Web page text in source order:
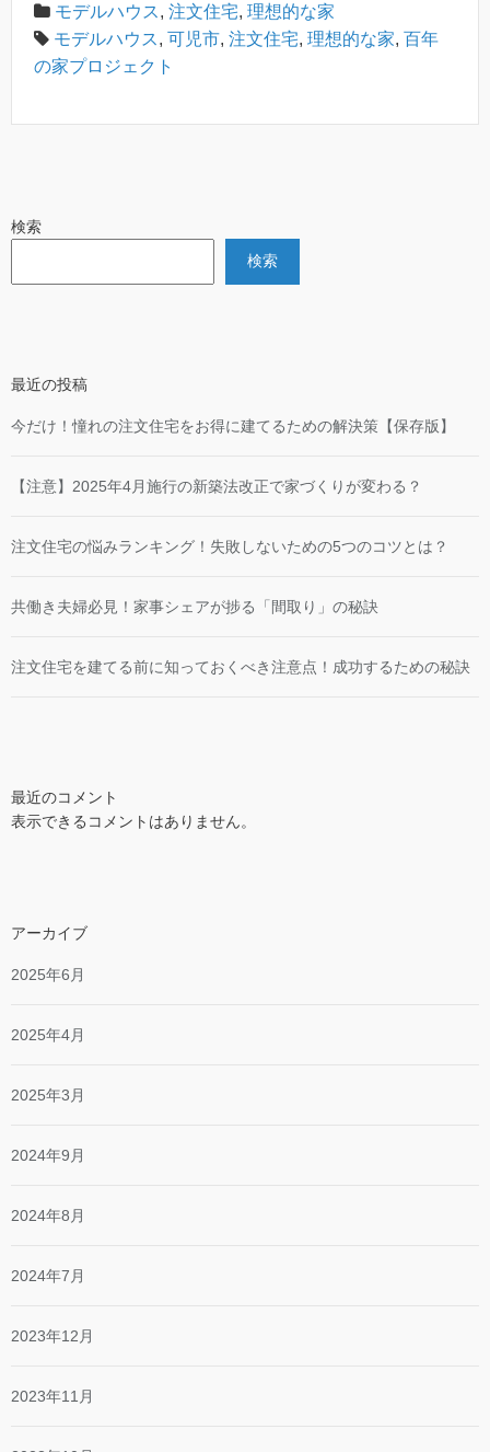
モデルハウス, 注文住宅, 理想的な家
モデルハウス, 可児市, 注文住宅, 理想的な家, 百年
の家プロジェクト
検索
検索
最近の投稿
今だけ！憧れの注文住宅をお得に建てるための解決策【保存版】
【注意】2025年4月施行の新築法改正で家づくりが変わる？
注文住宅の悩みランキング！失敗しないための5つのコツとは？
共働き夫婦必見！家事シェアが捗る「間取り」の秘訣
注文住宅を建てる前に知っておくべき注意点！成功するための秘訣
最近のコメント
表示できるコメントはありません。
アーカイブ
2025年6月
2025年4月
2025年3月
2024年9月
2024年8月
2024年7月
2023年12月
2023年11月